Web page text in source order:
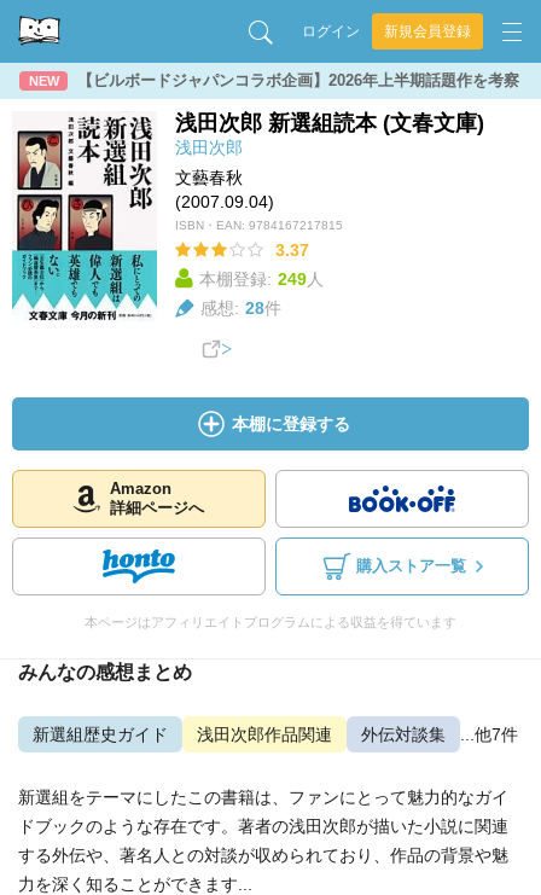
ログイン 新規会員登録
NEW 【ビルボードジャパンコラボ企画】2026年上半期話題作を考察
浅田次郎 新選組読本 (文春文庫)
浅田次郎
文藝春秋
(2007.09.04)
ISBN・EAN: 9784167217815
3.37
本棚登録: 249人
感想: 28件
本棚に登録する
Amazon
詳細ページへ
購入ストア一覧
本ページはアフィリエイトプログラムによる収益を得ています
みんなの感想まとめ
新選組歴史ガイド 浅田次郎作品関連 外伝対談集 ...他7件
新選組をテーマにしたこの書籍は、ファンにとって魅力的なガイ
ドブックのような存在です。著者の浅田次郎が描いた小説に関連
する外伝や、著名人との対談が収められており、作品の背景や魅
力を深く知ることができます...